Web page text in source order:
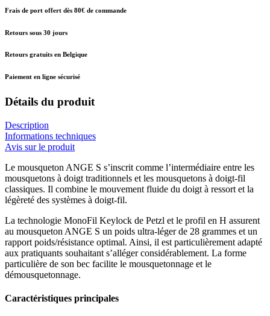
Frais de port offert dès 80€ de commande
Retours sous 30 jours
Retours gratuits en Belgique
Paiement en ligne sécurisé
Détails du produit
Description
Informations techniques
Avis sur le produit
Le mousqueton ANGE S s’inscrit comme l’intermédiaire entre les
mousquetons à doigt traditionnels et les mousquetons à doigt-fil
classiques. Il combine le mouvement fluide du doigt à ressort et la
légèreté des systèmes à doigt-fil.
La technologie MonoFil Keylock de Petzl et le profil en H assurent
au mousqueton ANGE S un poids ultra-léger de 28 grammes et un
rapport poids/résistance optimal. Ainsi, il est particulièrement adapté
aux pratiquants souhaitant s’alléger considérablement. La forme
particulière de son bec facilite le mousquetonnage et le
démousquetonnage.
Caractéristiques principales